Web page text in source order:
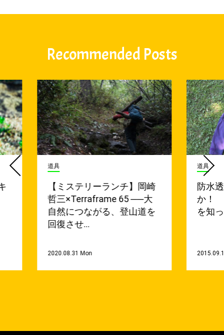
Recommended Posts
道具
【ミステリーランチ】岡崎
哲三×Terraframe 65 ──大
自然につながる、登山道を
回復させ…
2020.08.31 Mon
道具
防水
か！
を知